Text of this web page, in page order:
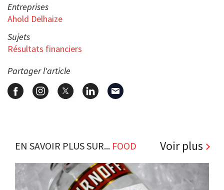
Entreprises
Ahold Delhaize
Sujets
Résultats financiers
Partager l'article
EN SAVOIR PLUS SUR... FOOD Voir plus